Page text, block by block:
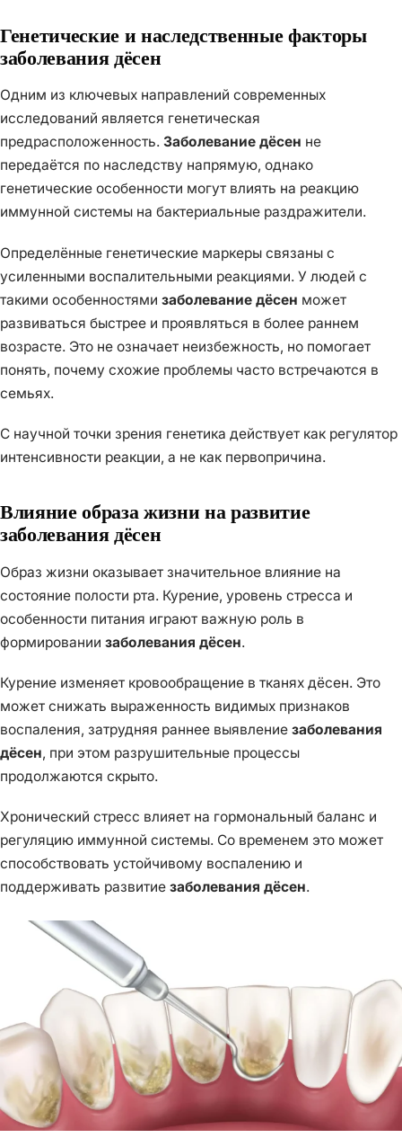
Генетические и наследственные факторы
заболевания дёсен
Одним из ключевых направлений современных
исследований является генетическая
предрасположенность. Заболевание дёсен не
передаётся по наследству напрямую, однако
генетические особенности могут влиять на реакцию
иммунной системы на бактериальные раздражители.
Определённые генетические маркеры связаны с
усиленными воспалительными реакциями. У людей с
такими особенностями заболевание дёсен может
развиваться быстрее и проявляться в более раннем
возрасте. Это не означает неизбежность, но помогает
понять, почему схожие проблемы часто встречаются в
семьях.
С научной точки зрения генетика действует как регулятор
интенсивности реакции, а не как первопричина.
Влияние образа жизни на развитие
заболевания дёсен
Образ жизни оказывает значительное влияние на
состояние полости рта. Курение, уровень стресса и
особенности питания играют важную роль в
формировании заболевания дёсен.
Курение изменяет кровообращение в тканях дёсен. Это
может снижать выраженность видимых признаков
воспаления, затрудняя раннее выявление заболевания
дёсен, при этом разрушительные процессы
продолжаются скрыто.
Хронический стресс влияет на гормональный баланс и
регуляцию иммунной системы. Со временем это может
способствовать устойчивому воспалению и
поддерживать развитие заболевания дёсен.